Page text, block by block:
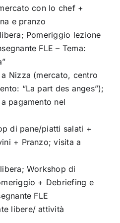
con lo chef +
e pranzo
Pomeriggio lezione
FLE – Tema:
Nizza (mercato, centro
“La part des anges”);
pagamento nel
di pane/piatti salati +
+ Pranzo; visita a
Workshop di
+ Debriefing e
FLE
libere/ attività